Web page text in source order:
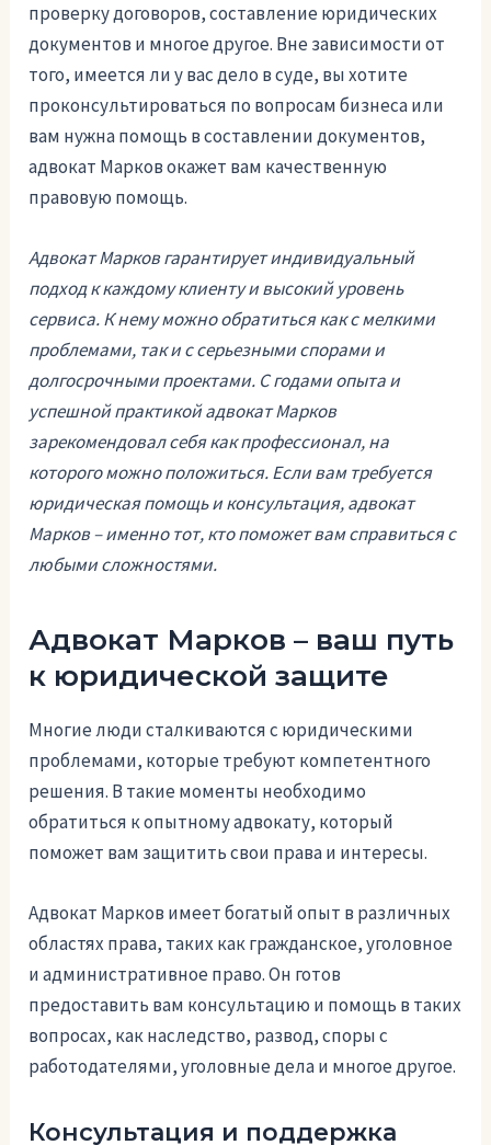
проверку договоров, составление юридических
документов и многое другое. Вне зависимости от
того, имеется ли у вас дело в суде, вы хотите
проконсультироваться по вопросам бизнеса или
вам нужна помощь в составлении документов,
адвокат Марков окажет вам качественную
правовую помощь.
Адвокат Марков гарантирует индивидуальный
подход к каждому клиенту и высокий уровень
сервиса. К нему можно обратиться как с мелкими
проблемами, так и с серьезными спорами и
долгосрочными проектами. С годами опыта и
успешной практикой адвокат Марков
зарекомендовал себя как профессионал, на
которого можно положиться. Если вам требуется
юридическая помощь и консультация, адвокат
Марков – именно тот, кто поможет вам справиться с
любыми сложностями.
Адвокат Марков – ваш путь
к юридической защите
Многие люди сталкиваются с юридическими
проблемами, которые требуют компетентного
решения. В такие моменты необходимо
обратиться к опытному адвокату, который
поможет вам защитить свои права и интересы.
Адвокат Марков имеет богатый опыт в различных
областях права, таких как гражданское, уголовное
и административное право. Он готов
предоставить вам консультацию и помощь в таких
вопросах, как наследство, развод, споры с
работодателями, уголовные дела и многое другое.
Консультация и поддержка